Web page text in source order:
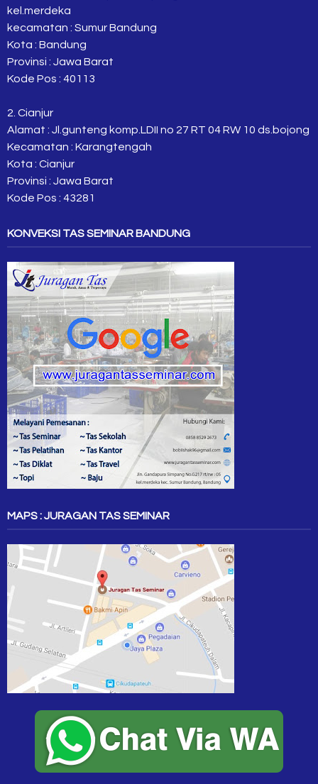
kel.merdeka
kecamatan : Sumur Bandung
Kota : Bandung
Provinsi : Jawa Barat
Kode Pos : 40113
2. Cianjur
Alamat : Jl.gunteng komp.LDII no 27 RT 04 RW 10 ds.bojong
Kecamatan : Karangtengah
Kota : Cianjur
Provinsi : Jawa Barat
Kode Pos : 43281
KONVEKSI TAS SEMINAR BANDUNG
MAPS : JURAGAN TAS SEMINAR